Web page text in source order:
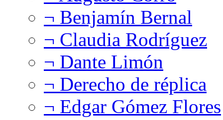
¬ Benjamín Bernal
¬ Claudia Rodríguez
¬ Dante Limón
¬ Derecho de réplica
¬ Edgar Gómez Flores